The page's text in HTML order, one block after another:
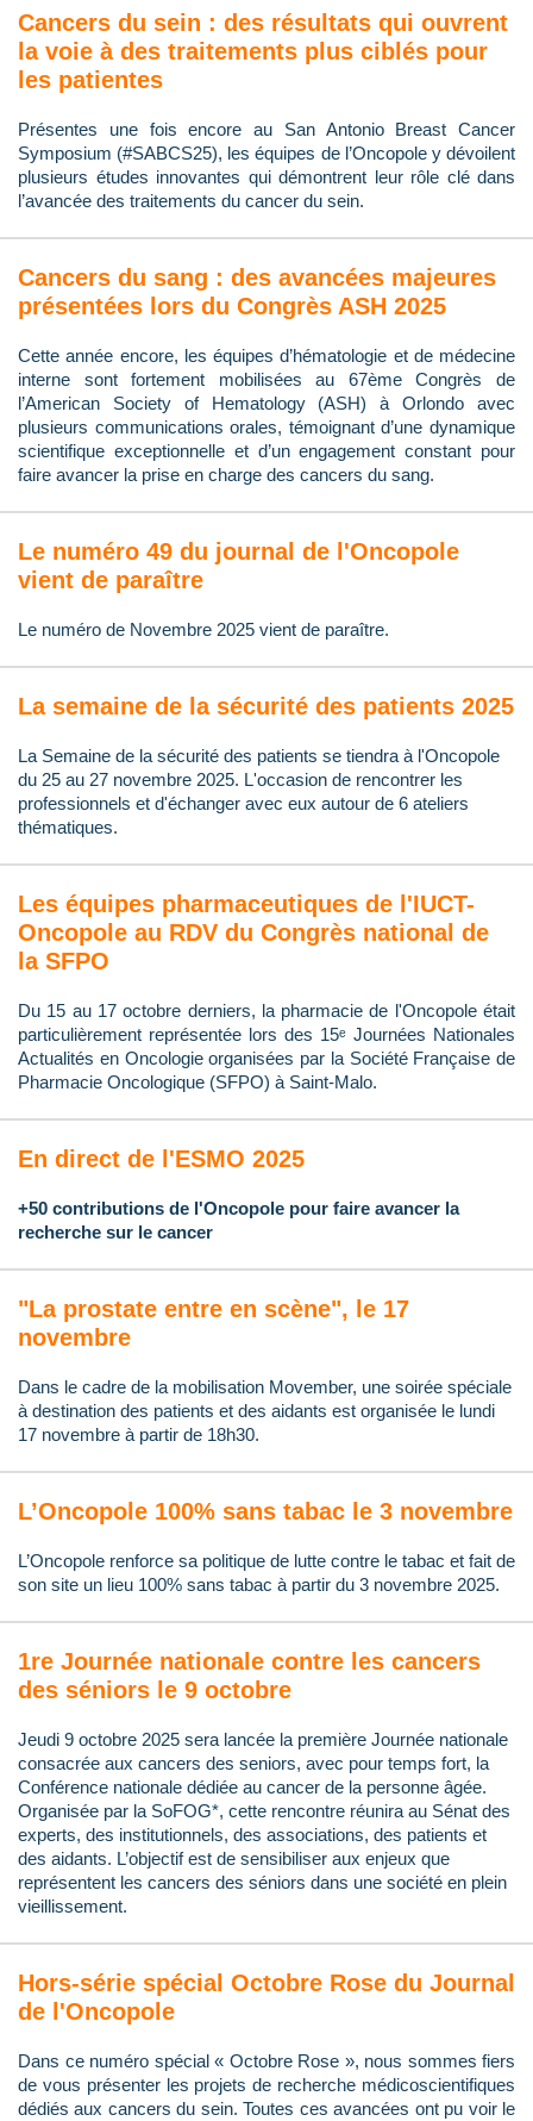
Cancers du sein : des résultats qui ouvrent
la voie à des traitements plus ciblés pour
les patientes
Présentes une fois encore au San Antonio Breast Cancer
Symposium (#SABCS25), les équipes de l’Oncopole y dévoilent
plusieurs études innovantes qui démontrent leur rôle clé dans
l’avancée des traitements du cancer du sein.
Cancers du sang : des avancées majeures
présentées lors du Congrès ASH 2025
Cette année encore, les équipes d’hématologie et de médecine
interne sont fortement mobilisées au 67ème Congrès de
l’American Society of Hematology (ASH) à Orlondo avec
plusieurs communications orales, témoignant d’une dynamique
scientifique exceptionnelle et d’un engagement constant pour
faire avancer la prise en charge des cancers du sang.
Le numéro 49 du journal de l'Oncopole
vient de paraître
Le numéro de Novembre 2025 vient de paraître.
La semaine de la sécurité des patients 2025
La Semaine de la sécurité des patients se tiendra à l'Oncopole
du 25 au 27 novembre 2025. L'occasion de rencontrer les
professionnels et d'échanger avec eux autour de 6 ateliers
thématiques.
Les équipes pharmaceutiques de l'IUCT-
Oncopole au RDV du Congrès national de
la SFPO
Du 15 au 17 octobre derniers, la pharmacie de l'Oncopole était
particulièrement représentée lors des 15ᵉ Journées Nationales
Actualités en Oncologie organisées par la Société Française de
Pharmacie Oncologique (SFPO) à Saint-Malo.
En direct de l'ESMO 2025
+50 contributions de l'Oncopole pour faire avancer la
recherche sur le cancer
"La prostate entre en scène", le 17
novembre
Dans le cadre de la mobilisation Movember, une soirée spéciale
à destination des patients et des aidants est organisée le lundi
17 novembre à partir de 18h30.
L’Oncopole 100% sans tabac le 3 novembre
L’Oncopole renforce sa politique de lutte contre le tabac et fait de
son site un lieu 100% sans tabac à partir du 3 novembre 2025.
1re Journée nationale contre les cancers
des séniors le 9 octobre
Jeudi 9 octobre 2025 sera lancée la première Journée nationale
consacrée aux cancers des seniors, avec pour temps fort, la
Conférence nationale dédiée au cancer de la personne âgée.
Organisée par la SoFOG*, cette rencontre réunira au Sénat des
experts, des institutionnels, des associations, des patients et
des aidants. L’objectif est de sensibiliser aux enjeux que
représentent les cancers des séniors dans une société en plein
vieillissement.
Hors-série spécial Octobre Rose du Journal
de l'Oncopole
Dans ce numéro spécial « Octobre Rose », nous sommes fiers
de vous présenter les projets de recherche médicoscientifiques
dédiés aux cancers du sein. Toutes ces avancées ont pu voir le